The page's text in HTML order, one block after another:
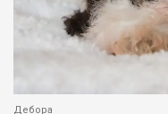
Дебора